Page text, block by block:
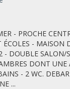
- PROCHE
ÉCOLES - MAISON
- DOUBLE SALON/
DONT UNE
- 2 WC.
...